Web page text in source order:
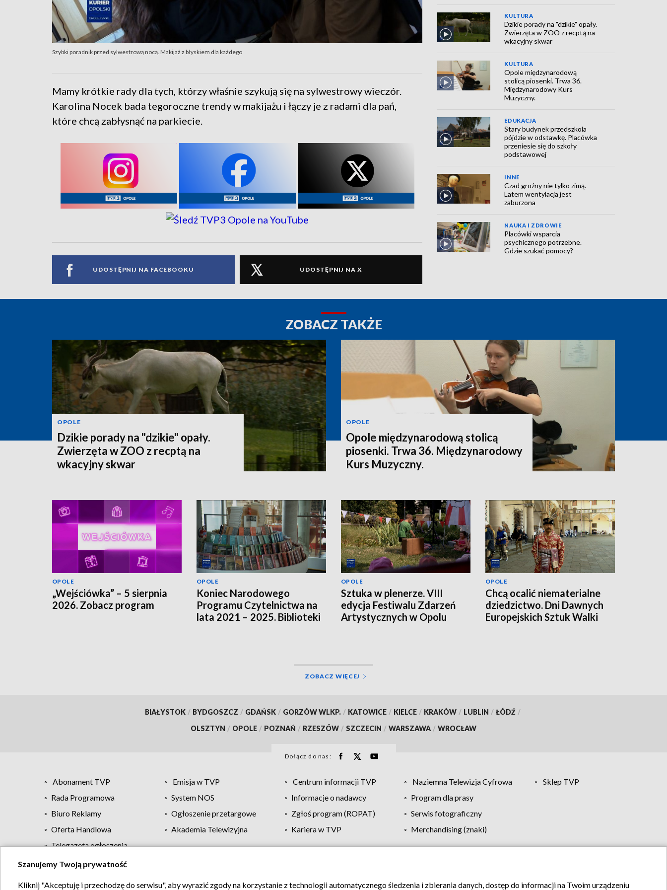
Szybki poradnik przed sylwestrową nocą. Makijaż z błyskiem dla każdego
Mamy krótkie rady dla tych, którzy właśnie szykują się na sylwestrowy wieczór.
Karolina Nocek bada tegoroczne trendy w makijażu i łączy je z radami dla pań,
które chcą zabłysnąć na parkiecie.
UDOSTĘPNIJ NA FACEBOOKU UDOSTĘPNIJ NA X
KULTURA
Dzikie porady na "dzikie" opały.
Zwierzęta w ZOO z recptą na
wkacyjny skwar
KULTURA
Opole międzynarodową
stolicą piosenki. Trwa 36.
Międzynarodowy Kurs
Muzyczny.
EDUKACJA
Stary budynek przedszkola
pójdzie w odstawkę. Placówka
przeniesie się do szkoły
podstawowej
INNE
Czad groźny nie tylko zimą.
Latem wentylacja jest
zaburzona
NAUKA I ZDROWIE
Placówki wsparcia
psychicznego potrzebne.
Gdzie szukać pomocy?
ZOBACZ TAKŻE
OPOLE
Dzikie porady na "dzikie" opały.
Zwierzęta w ZOO z recptą na
wkacyjny skwar
OPOLE
Opole międzynarodową stolicą
piosenki. Trwa 36. Międzynarodowy
Kurs Muzyczny.
OPOLE
„Wejściówka” – 5 sierpnia
2026. Zobacz program
OPOLE
Koniec Narodowego
Programu Czytelnictwa na
lata 2021 – 2025. Biblioteki
OPOLE
Sztuka w plenerze. VIII
edycja Festiwalu Zdarzeń
Artystycznych w Opolu
OPOLE
Chcą ocalić niematerialne
dziedzictwo. Dni Dawnych
Europejskich Sztuk Walki
ZOBACZ WIĘCEJ
BIAŁYSTOK / BYDGOSZCZ / GDAŃSK / GORZÓW WLKP. / KATOWICE / KIELCE / KRAKÓW / LUBLIN / ŁÓDŹ /
OLSZTYN / OPOLE / POZNAŃ / RZESZÓW / SZCZECIN / WARSZAWA / WROCŁAW
Dołącz do nas:
Abonament TVP Emisja w TVP Centrum informacji TVP Naziemna Telewizja Cyfrowa
Sklep TVP
Rada Programowa
System NOS Informacje o nadawcy
Program dla prasy
Biuro Reklamy
Ogłoszenie przetargowe Zgłoś program (ROPAT)
Serwis fotograficzny
Oferta Handlowa
Akademia Telewizyjna Kariera w TVP
Merchandising (znaki)
Telegazeta ogłoszenia
Regulamin TVP Polityka prywatności Moje zgody Pomoc Biuro reklamy Kontakt
Szanujemy Twoją prywatność
Kliknij "Akceptuję i przechodzę do serwisu", aby wyrazić zgody na korzystanie z technologii automatycznego śledzenia i zbierania danych, dostęp do informacji na Twoim urządzeniu